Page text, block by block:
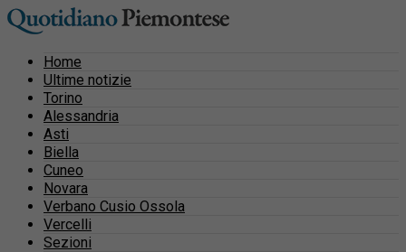
Home
Ultime notizie
Torino
Alessandria
Asti
Biella
Cuneo
Novara
Verbano Cusio Ossola
Vercelli
Sezioni